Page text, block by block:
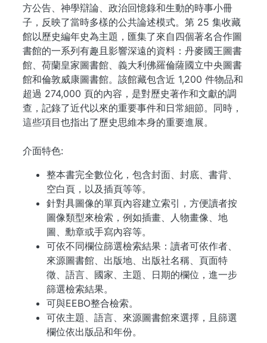
方公告、神學辯論、政治回憶錄和生動的時事小冊
子，反映了當時多樣的公共論述模式。第 25 集收藏
館以歷史編年史為主題，匯集了來自四個著名合作圖
書館的一系列有趣且影響深遠的資料：丹麥國王圖書
館、荷蘭皇家圖書館、義大利佛羅倫薩國立中央圖書
館和倫敦威康圖書館。該館藏包含近 1,200 件物品和
超過 274,000 頁的內容，是對歷史著作和文獻的調
查，記錄了近代以來的重要事件和日常細節。同時，
這些項目也指出了歷史思維本身的重要進展。
介面特色:
整本書完全數位化，包含封面、封底、書背、
空白頁，以及插頁等等。
針對具圖像的單頁內容建立索引，方便讀者按
圖像類型來檢索，例如插畫、人物畫像、地
圖、勳章或手寫內容等。
可依不同欄位篩選檢索結果：讀者可依作者、
來源圖書館、出版地、出版社名稱、頁面特
徵、語言、國家、主題、日期的欄位，進一步
篩選檢索結果。
可與EEBO整合檢索。
可依主題、語言、來源圖書館來選擇，且篩選
欄位依出版品和年份。